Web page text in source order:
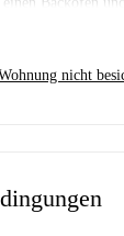
(Strom,
wurde,
nicht